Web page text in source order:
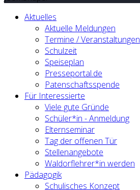
Aktuelles
Aktuelle Meldungen
Termine / Veranstaltungen
Schulzeit
Speiseplan
Presseportal.de
Patenschaftsspende
Für Interessierte
Viele gute Gründe
Schüler*in - Anmeldung
Elternseminar
Tag der offenen Tür
Stellenangebote
Waldorflehrer*in werden
Pädagogik
Schulisches Konzept